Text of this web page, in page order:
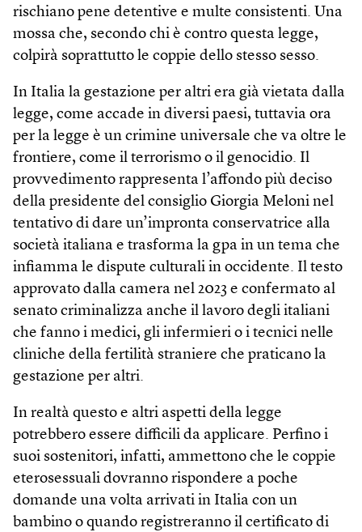
rischiano pene detentive e multe consistenti. Una
mossa che, secondo chi è contro questa legge,
colpirà soprattutto le coppie dello stesso sesso.
In Italia la gestazione per altri era già vietata dalla
legge, come accade in diversi paesi, tuttavia ora
per la legge è un crimine universale che va oltre le
frontiere, come il terrorismo o il genocidio. Il
provvedimento rappresenta l’affondo più deciso
della presidente del consiglio Giorgia Meloni nel
tentativo di dare un’impronta conservatrice alla
società italiana e trasforma la gpa in un tema che
infiamma le dispute culturali in occidente. Il testo
approvato dalla camera nel 2023 e confermato al
senato criminalizza anche il lavoro degli italiani
che fanno i medici, gli infermieri o i tecnici nelle
cliniche della fertilità straniere che praticano la
gestazione per altri.
In realtà questo e altri aspetti della legge
potrebbero essere difficili da applicare. Perfino i
suoi sostenitori, infatti, ammettono che le coppie
eterosessuali dovranno rispondere a poche
domande una volta arrivati in Italia con un
bambino o quando registreranno il certificato di